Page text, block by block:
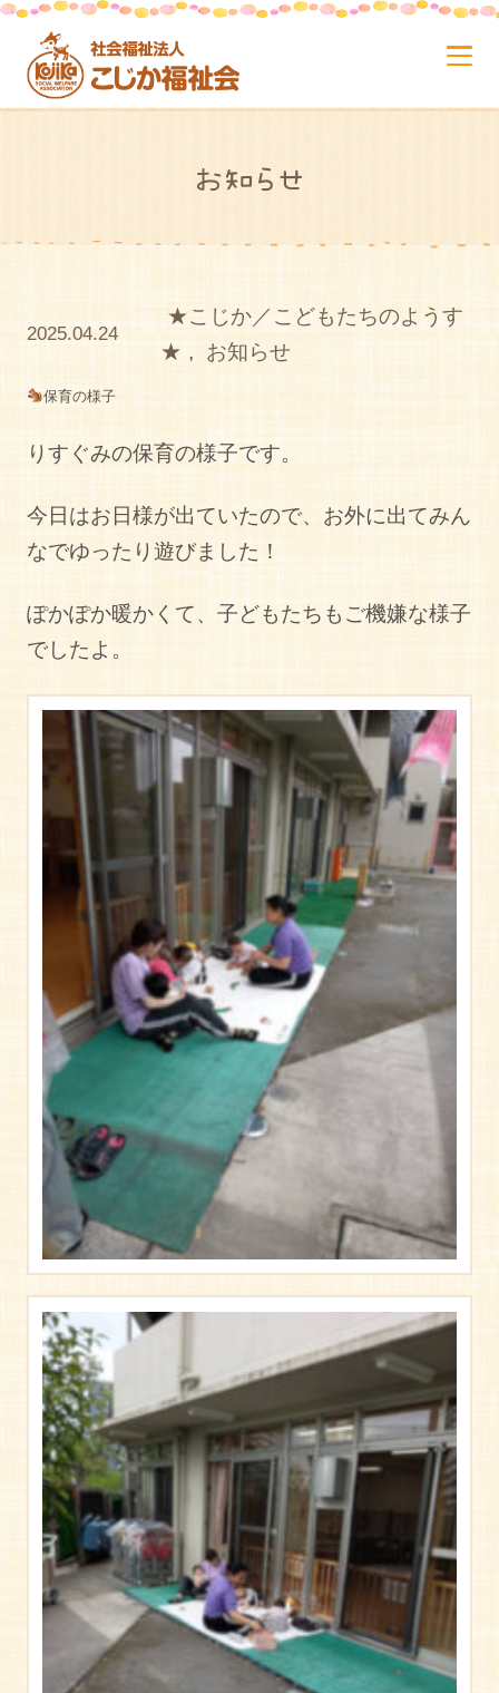
お知らせ
2025.04.24
★こじか／こどもたちのようす
★ , お知らせ
保育の様子
りすぐみの保育の様子です。
今日はお日様が出ていたので、お外に出てみん
なでゆったり遊びました！
ぽかぽか暖かくて、子どもたちもご機嫌な様子
でしたよ。